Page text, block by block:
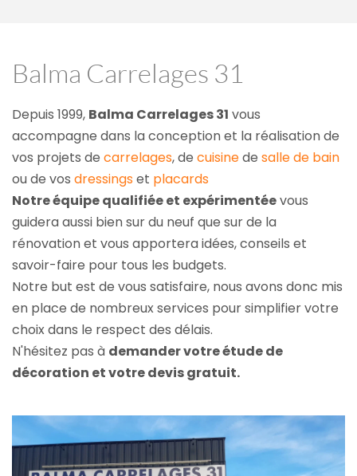
Balma Carrelages 31
Depuis 1999, Balma Carrelages 31 vous
accompagne dans la conception et la réalisation de
vos projets de carrelages, de cuisine de salle de bain
ou de vos dressings et placards
Notre équipe qualifiée et expérimentée vous
guidera aussi bien sur du neuf que sur de la
rénovation et vous apportera idées, conseils et
savoir-faire pour tous les budgets.
Notre but est de vous satisfaire, nous avons donc mis
en place de nombreux services pour simplifier votre
choix dans le respect des délais.
N'hésitez pas à demander votre étude de
décoration et votre devis gratuit.